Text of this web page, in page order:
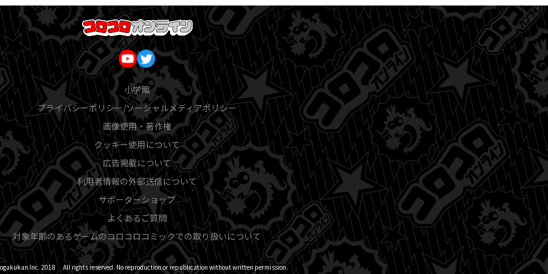
小学館
プライバシーポリシー/ソーシャルメディアポリシー
画像使用・著作権
クッキー使用について
広告掲載について
利用者情報の外部送信について
サポーターショップ
よくあるご質問
対象年齢のあるゲームのコロコロコミックでの取り扱いについて
Inc. 2018 All rights reserved. No reproduction or republication without written permission.